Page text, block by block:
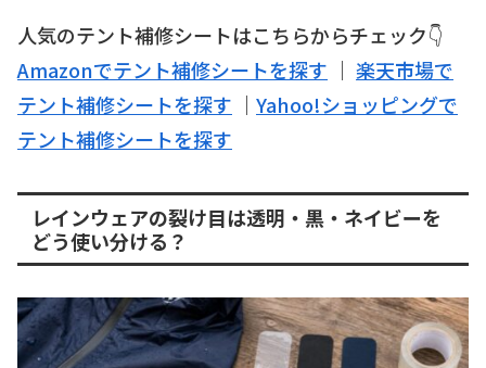
人気のテント補修シートはこちらからチェック👇
Amazonでテント補修シートを探す ｜ 楽天市場で
テント補修シートを探す ｜ Yahoo!ショッピングで
テント補修シートを探す
レインウェアの裂け目は透明・黒・ネイビーを
どう使い分ける？